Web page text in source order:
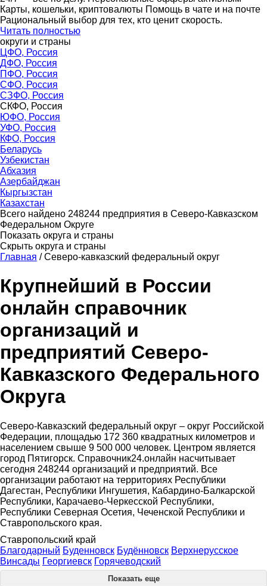
Карты, кошельки, криптовалюты Помощь в чате и на почте
Рациональный выбор для тех, кто ценит скорость.
Читать полностью
округи и страны
ЦФО, Россия
ДФО, Россия
ПФО, Россия
СФО, Россия
СЗФО, Россия
СКФО, Россия
ЮФО, Россия
УФО, Россия
КФО, Россия
Беларусь
Узбекистан
Абхазия
Азербайджан
Кыргызстан
Казахстан
Всего найдено 248244 предприятия в Северо-Кавказском
Федеральном Округе
Показать округа и страны
Скрыть округа и страны
Главная / Северо-кавказский федеральный округ
Крупнейший в России
онлайн справочник
организаций и
предприятий Северо-
Кавказского Федерального
Округа
Северо-Кавказский федеральный округ – округ Российской
Федерации, площадью 172 360 квадратных километров и
населением свыше 9 500 000 человек. Центром является
город Пятигорск. Справочник24.онлайн насчитывает
сегодня 248244 организаций и предприятий. Все
организации работают на территориях Республики
Дагестан, Республики Ингушетия, Кабардино-Балкарской
Республики, Карачаево-Черкесской Республики,
Республики Северная Осетия, Чеченской Республики и
Ставропольского края.
Ставропольский край
Благодарный Буденновск Будённовск Верхнерусское
Винсады Георгиевск Горячеводский
Показать еще